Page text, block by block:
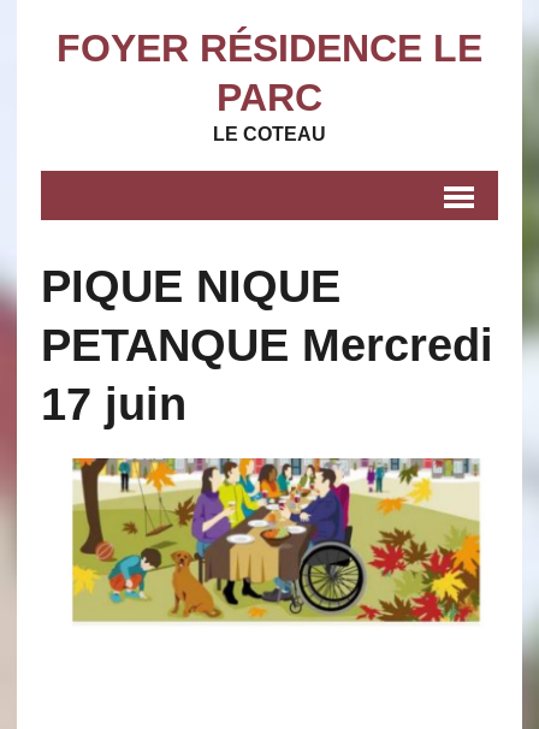
FOYER RÉSIDENCE LE
PARC
LE COTEAU
PIQUE NIQUE
PETANQUE Mercredi
17 juin